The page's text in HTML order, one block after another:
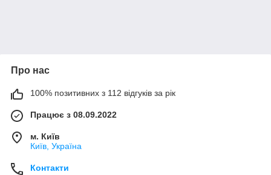
Про нас
100% позитивних з 112 відгуків за рік
Працює з 08.09.2022
м. Київ
Київ, Україна
Контакти